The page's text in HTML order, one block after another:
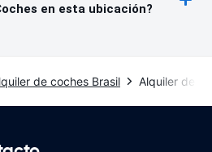
en esta ubicación?
de coches Brasil Alquiler de